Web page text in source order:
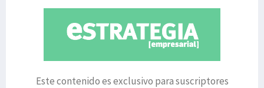
Este contenido es exclusivo para suscriptores